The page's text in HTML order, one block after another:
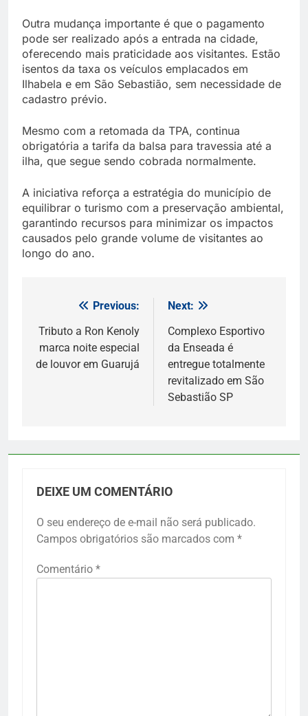
Outra mudança importante é que o pagamento
pode ser realizado após a entrada na cidade,
oferecendo mais praticidade aos visitantes. Estão
isentos da taxa os veículos emplacados em
Ilhabela e em São Sebastião, sem necessidade de
cadastro prévio.
Mesmo com a retomada da TPA, continua
obrigatória a tarifa da balsa para travessia até a
ilha, que segue sendo cobrada normalmente.
A iniciativa reforça a estratégia do município de
equilibrar o turismo com a preservação ambiental,
garantindo recursos para minimizar os impactos
causados pelo grande volume de visitantes ao
longo do ano.
Navegação
de
Post
Previous:
Tributo a Ron Kenoly
marca noite especial
de louvor em Guarujá
Next:
Complexo Esportivo
da Enseada é
entregue totalmente
revitalizado em São
Sebastião SP
DEIXE UM COMENTÁRIO
O seu endereço de e-mail não será publicado.
Campos obrigatórios são marcados com *
Comentário *